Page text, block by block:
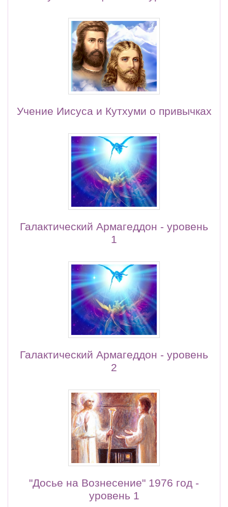
Учение Иисуса и Кутхуми о привычках
Галактический Армагеддон - уровень
1
Галактический Армагеддон - уровень
2
"Досье на Вознесение" 1976 год -
уровень 1